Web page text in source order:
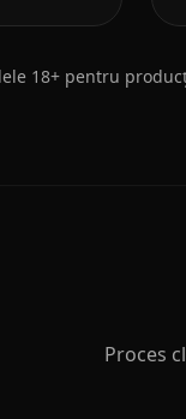
18+ pentru
Proces